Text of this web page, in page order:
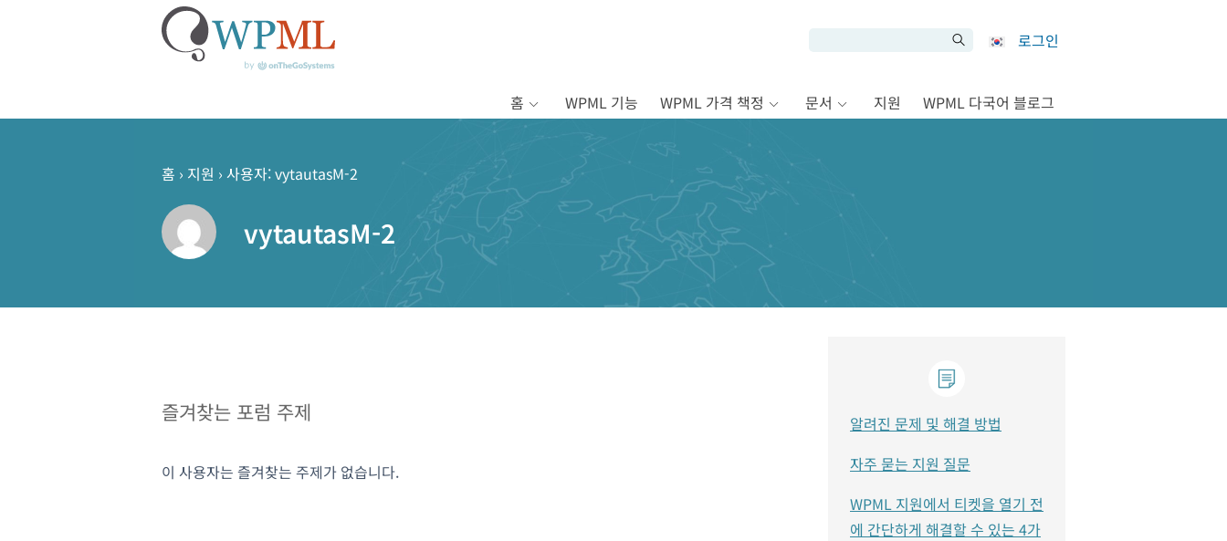
로그인
홈 WPML 기능 WPML 가격 책정 문서 지원 WPML 다국어 블로그
홈 › 지원 › 사용자: vytautasM-2
vytautasM-2
즐겨찾는 포럼 주제
이 사용자는 즐겨찾는 주제가 없습니다.
알려진 문제 및 해결 방법
자주 묻는 지원 질문
WPML 지원에서 티켓을 열기 전
에 간단하게 해결할 수 있는 4가